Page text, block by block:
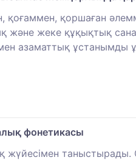
қоршаған
және жеке құқықтық
азаматтық ұстанымды
фонетикасы
жүйесімен